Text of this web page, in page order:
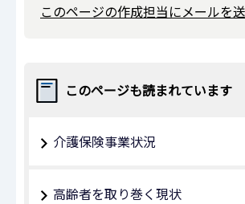
このページの作成担当にメールを
このページも読まれています
介護保険事業状況
高齢者を取り巻く現状